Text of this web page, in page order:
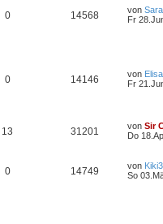
0 14568 von
Fr
0 14146 von
Fr
13 31201 von Sir
Do
0 14749 von
So